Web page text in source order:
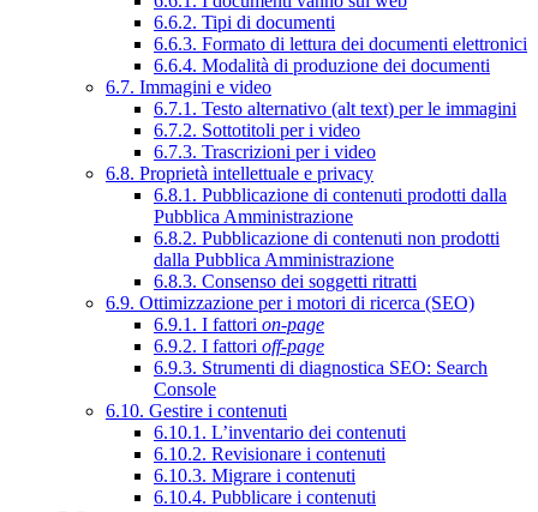
6.6.2. Tipi di documenti
6.6.3. Formato di lettura dei documenti elettronici
6.6.4. Modalità di produzione dei documenti
6.7. Immagini e video
6.7.1. Testo alternativo (alt text) per le immagini
6.7.2. Sottotitoli per i video
6.7.3. Trascrizioni per i video
6.8. Proprietà intellettuale e privacy
6.8.1. Pubblicazione di contenuti prodotti dalla
Pubblica Amministrazione
6.8.2. Pubblicazione di contenuti non prodotti
dalla Pubblica Amministrazione
6.8.3. Consenso dei soggetti ritratti
6.9. Ottimizzazione per i motori di ricerca (SEO)
6.9.1. I fattori on-page
6.9.2. I fattori off-page
6.9.3. Strumenti di diagnostica SEO: Search
Console
6.10. Gestire i contenuti
6.10.1. L’inventario dei contenuti
6.10.2. Revisionare i contenuti
6.10.3. Migrare i contenuti
6.10.4. Pubblicare i contenuti